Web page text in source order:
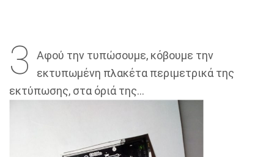
3
Αφού την τυπώσουμε, κόβουμε την
εκτυπωμένη πλακέτα περιμετρικά της
εκτύπωσης, στα όριά της…